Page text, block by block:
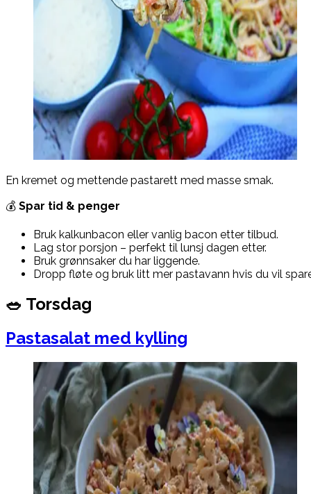
En kremet og mettende pastarett med masse smak.
💰 Spar tid & penger
Bruk kalkunbacon eller vanlig bacon etter tilbud.
Lag stor porsjon – perfekt til lunsj dagen etter.
Bruk grønnsaker du har liggende.
Dropp fløte og bruk litt mer pastavann hvis du vil
🥗 Torsdag
Pastasalat med kylling